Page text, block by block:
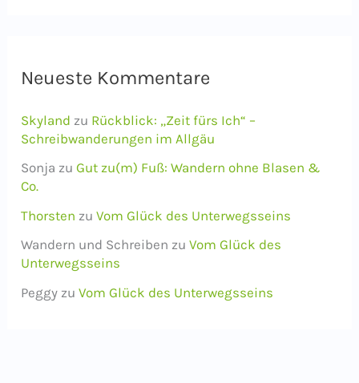
Neueste Kommentare
Skyland zu Rückblick: „Zeit fürs Ich“ –
Schreibwanderungen im Allgäu
Sonja zuGut zu(m) Fuß: Wandern ohne Blasen &
Co.
Thorsten zuVom Glück des Unterwegsseins
Wandern und Schreiben zuVom Glück des
Unterwegsseins
Peggy zuVom Glück des Unterwegsseins